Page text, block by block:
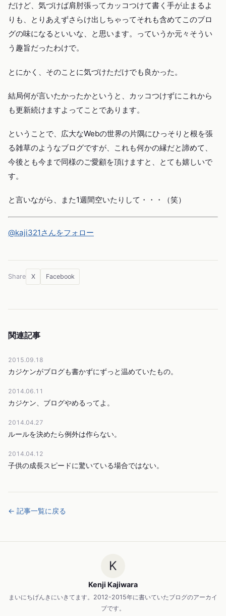
だけど、気づけば肩肘張ってカッコつけて書く手が止まるよ
りも、とりあえずさらけ出しちゃってそれも含めてこのブロ
グの味になるといいな、と思います。っていうか元々そうい
う趣旨だったわけで。
とにかく、そのことに気づけただけでも良かった。
結局何が言いたかったかというと、カッコつけずにこれから
も更新続けますよってことであります。
ということで、広大なWebの世界の片隅にひっそりと根を張
る雑草のようなブログですが、これも何かの縁だと諦めて、
今後とも今まで同様のご愛顧を頂けますと、とても嬉しいで
す。
と言いながら、また1週間空いたりして・・・（笑）
@kaji321さんをフォロー
Share X Facebook
関連記事
2015.09.18
カジケンがブログも書かずにずっと温めていたもの。
2014.06.11
カジケン、ブログやめるってよ。
2014.04.27
ルールを決めたら例外は作らない。
2014.04.12
子供の成長スピードに驚いている場合ではない。
← 記事一覧に戻る
K
Kenji Kajiwara
まいにちげんきにいきてます。2012-2015年に書いていたブログのアーカイ
ブです。